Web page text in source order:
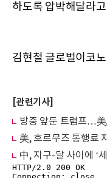
하도록 압박해달라
김현철 글로벌이코
[관련기사]
中, 지구-달 사이에 ‘